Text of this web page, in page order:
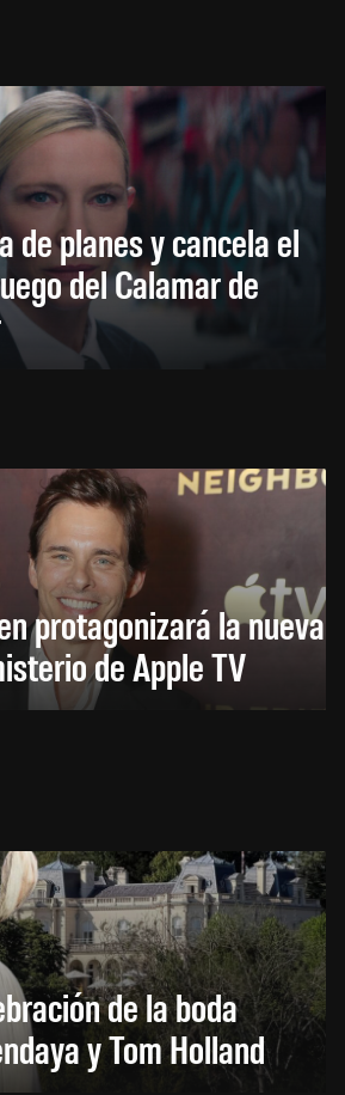
de planes y cancela el
del Calamar de
protagonizará la nueva
de Apple TV
de la boda
y Tom Holland